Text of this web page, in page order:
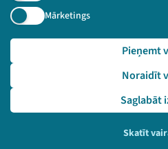
Mārketings
Saglabāt
Noraidīt
Pieņemt
Skatīt
🔗 https://festivalslampa.lv/